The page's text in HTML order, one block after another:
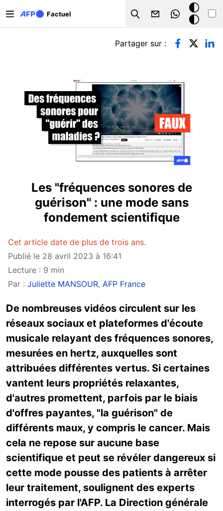
Factuel
Search
Mode
sombre
Onglets principaux
Partager sur :
Les "fréquences sonores de
guérison" : une mode sans
fondement scientifique
Cet article date de plus de trois ans.
Publié le 28 avril 2023 à 16:41
Lecture : 9 min
Par : Juliette MANSOUR, AFP France
De nombreuses vidéos circulent sur les
réseaux sociaux et plateformes d'écoute
musicale relayant des fréquences sonores,
mesurées en hertz, auxquelles sont
attribuées différentes vertus. Si certaines
vantent leurs propriétés relaxantes,
d'autres promettent, parfois par le biais
d'offres payantes, "la guérison" de
différents maux, y compris le cancer. Mais
cela ne repose sur aucune base
scientifique et peut se révéler dangereux si
cette mode pousse des patients à arrêter
leur traitement, soulignent des experts
interrogés par l'AFP. La Direction générale